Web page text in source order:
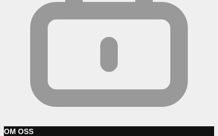
OM OSS